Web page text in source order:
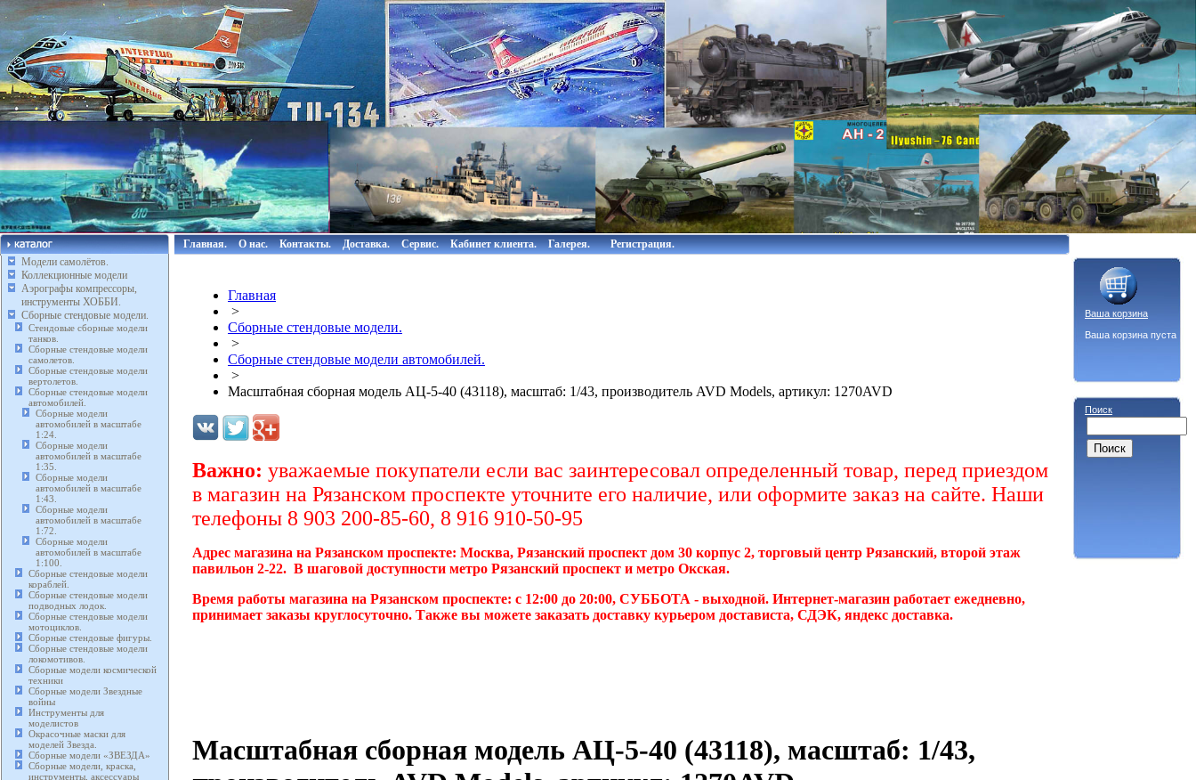
Модели самолётов.
Коллекционные модели
Аэрографы компрессоры,
инструменты ХОББИ.
Сборные стендовые модели.
Стендовые сборные модели
танков.
Сборные стендовые модели
самолетов.
Сборные стендовые модели
вертолетов.
Сборные стендовые модели
автомобилей.
Сборные модели
автомобилей в масштабе
1:24.
Сборные модели
автомобилей в масштабе
1:35.
Сборные модели
автомобилей в масштабе
1:43.
Сборные модели
автомобилей в масштабе
1:72.
Сборные модели
автомобилей в масштабе
1:100.
Сборные стендовые модели
кораблей.
Сборные стендовые модели
подводных лодок.
Сборные стендовые модели
мотоциклов.
Сборные стендовые фигуры.
Сборные стендовые модели
локомотивов.
Сборные модели космической
техники
Сборные модели Звездные
войны
Инструменты для
моделистов
Окрасочные маски для
моделей Звезда.
Сборные модели «ЗВЕЗДА»
Сборные модели, краска,
инструменты, аксессуары
Главная. О нас. Контакты. Доставка. Сервис. Кабинет клиента. Галерея. Регистрация.
Главная
>
Сборные стендовые модели.
>
Сборные стендовые модели автомобилей.
>
Масштабная сборная модель АЦ-5-40 (43118), масштаб: 1/43, производитель AVD Models, артикул: 1270AVD
Важно: уважаемые покупатели если вас заинтересовал определенный товар, перед приездом
в магазин на Рязанском проспекте уточните его наличие, или оформите заказ на сайте. Наши
телефоны 8 903 200-85-60, 8 916 910-50-95
Адрес магазина на Рязанском проспекте: Москва, Рязанский проспект дом 30 корпус 2, торговый центр Рязанский, второй этаж
павильон 2-22. В шаговой доступности метро Рязанский проспект и метро Окская.
Время работы магазина на Рязанском проспекте: с 12:00 до 20:00, СУББОТА - выходной. Интернет-магазин работает ежедневно,
принимает заказы круглосуточно. Также вы можете заказать доставку курьером достависта, СДЭК, яндекс доставка.
Масштабная сборная модель АЦ-5-40 (43118), масштаб: 1/43,
Ваша корзина
Ваша корзина пуста
Поиск